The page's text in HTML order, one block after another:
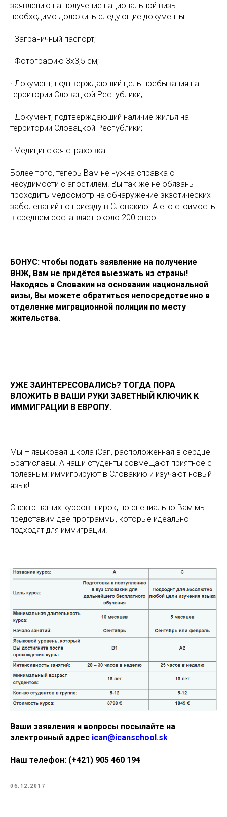
заявлению на получение национальной визы
необходимо доложить следующие документы:
· Заграничный паспорт;
· Фотографию 3х3,5 см;
· Документ, подтверждающий цель пребывания на
территории Словацкой Республики;
· Документ, подтверждающий наличие жилья на
территории Словацкой Республики;
· Медицинская страховка.
Более того, теперь Вам не нужна справка о
несудимости с апостилем. Вы так же не обязаны
проходить медосмотр на обнаружение экзотических
заболеваний по приезду в Словакию. А его стоимость
в среднем составляет около 200 евро!
БОНУС: чтобы подать заявление на получение
ВНЖ, Вам не придётся выезжать из страны!
Находясь в Словакии на основании национальной
визы, Вы можете обратиться непосредственно в
отделение миграционной полиции по месту
жительства.
УЖЕ ЗАИНТЕРЕСОВАЛИСЬ? ТОГДА ПОРА
ВЛОЖИТЬ В ВАШИ РУКИ ЗАВЕТНЫЙ КЛЮЧИК К
ИММИГРАЦИИ В ЕВРОПУ.
Мы – языковая школа iCan, расположенная в сердце
Братиславы. А наши студенты совмещают приятное с
полезным: иммигрируют в Словакию и изучают новый
язык!
Спектр наших курсов широк, но специально Вам мы
представим две программы, которые идеально
подходят для иммиграции!
Ваши заявления и вопросы посылайте на
электронный адрес ican@icanschool.sk
Наш телефон: (+421) 905 460 194
06.12.2017